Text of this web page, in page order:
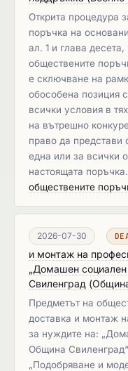
Открита процедура
поръчка на
ал. 1 и глава
обществените
е сключване на
обособена позиция
всички условия в
на вътрешно
право да представи
една или за всички
настоящата
обществените
2026-07-30
и монтаж на
„Домашен
Свиленград (
Предметът на
доставка и монтаж
за нуждите на:
Община
„Подобряване и